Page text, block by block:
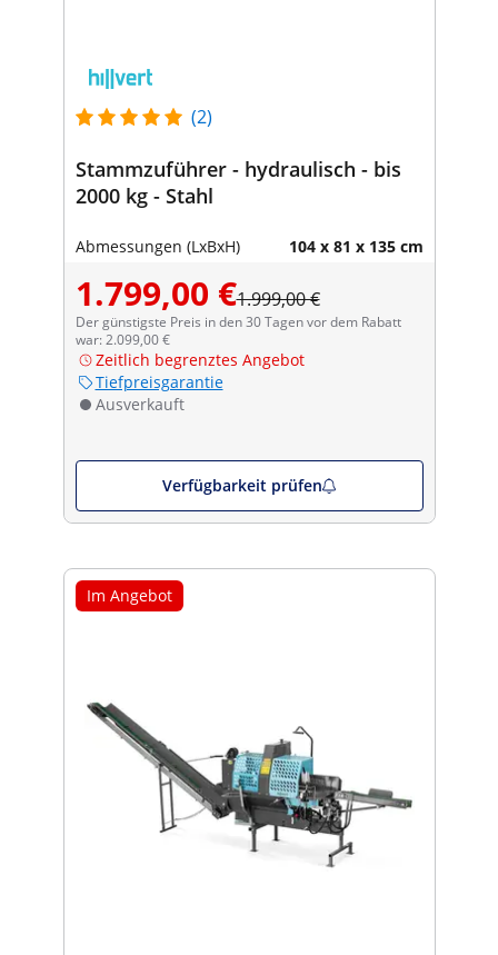
(2)
Stammzuführer - hydraulisch - bis
2000 kg - Stahl
Abmessungen (LxBxH) 104 x 81 x 135 cm
1.799,00 €1.999,00 €
Der günstigste Preis in den 30 Tagen vor dem Rabatt
war: 2.099,00 €
Zeitlich begrenztes Angebot
Tiefpreisgarantie
Ausverkauft
Verfügbarkeit prüfen
Im Angebot